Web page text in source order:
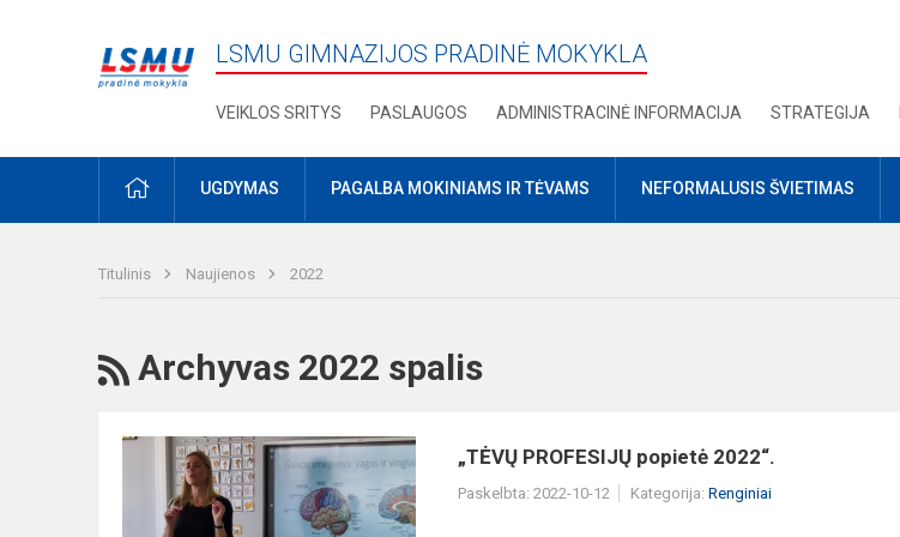
LSMU GIMNAZIJOS PRADINĖ MOKYKLA
VEIKLOS SRITYS PASLAUGOS ADMINISTRACINĖ INFORMACIJA STRATEGIJA
PRADŽIAUGDYMAS PAGALBA MOKINIAMS IR TĖVAMS NEFORMALUSIS ŠVIETIMAS
Titulinis Naujienos 2022
RSS
Archyvas 2022 spalis
„TĖVŲ
PROFESIJŲ
popietė
„TĖVŲ PROFESIJŲ popietė 2022“.
Paskelbta: 2022-10-12 Kategorija: Renginiai